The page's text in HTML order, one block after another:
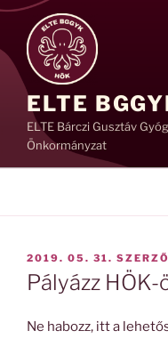
Tartalomhoz
ELTE
ELTE Bárczi Gusztáv
Önkormányzat
BEKÜLDVE:
2019. 05. 31.
Pályázz HÖK-
Ne habozz, itt a